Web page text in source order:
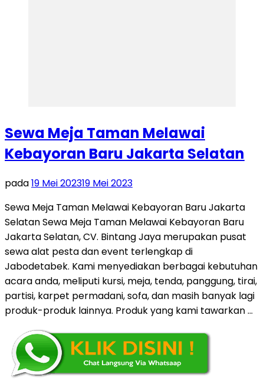
Sewa Meja Taman Melawai
Kebayoran Baru Jakarta Selatan
pada19 Mei 202319 Mei 2023
Sewa Meja Taman Melawai Kebayoran Baru Jakarta
Selatan Sewa Meja Taman Melawai Kebayoran Baru
Jakarta Selatan, CV. Bintang Jaya merupakan pusat
sewa alat pesta dan event terlengkap di
Jabodetabek. Kami menyediakan berbagai kebutuhan
acara anda, meliputi kursi, meja, tenda, panggung, tirai,
partisi, karpet permadani, sofa, dan masih banyak lagi
produk-produk lainnya. Produk yang kami tawarkan …